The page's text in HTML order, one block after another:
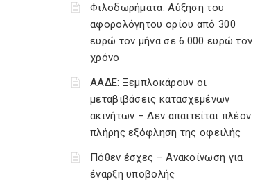
Φιλοδωρήματα: Αύξηση του
αφορολόγητου ορίου από 300
ευρώ τον μήνα σε 6.000 ευρώ τον
χρόνο
ΑΑΔΕ: Ξεμπλοκάρουν οι
μεταβιβάσεις κατασχεμένων
ακινήτων – Δεν απαιτείται πλέον
πλήρης εξόφληση της οφειλής
Πόθεν έσχες – Ανακοίνωση για
έναρξη υποβολής